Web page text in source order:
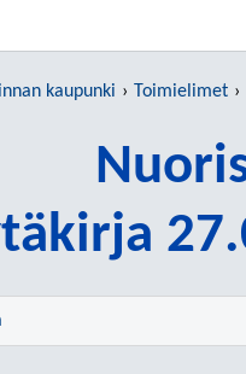
kaupunki Toimielimet